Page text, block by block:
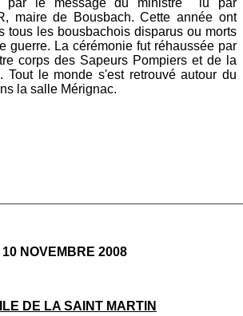
par le message du ministre lu par
maire de Bousbach. Cette année ont
tous les bousbachois disparus ou morts
guerre. La cérémonie fut réhaussée par
corps des Sapeurs Pompiers et de la
Tout le monde s'est retrouvé autour du
la salle Mérignac.
10 NOVEMBRE 2008
DE LA SAINT MARTIN